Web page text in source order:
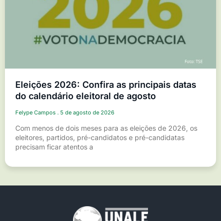
Eleições 2026: Confira as principais datas
do calendário eleitoral de agosto
Felype Campos 5 de agosto de 2026
Com menos de dois meses para as eleições de 2026, os
eleitores, partidos, pré-candidatos e pré-candidatas
precisam ficar atentos a